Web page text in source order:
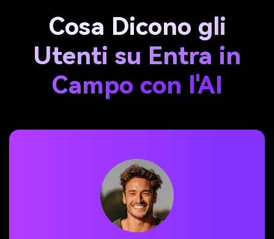
Cosa Dicono gli
Utenti su Entra in
Campo con l'AI